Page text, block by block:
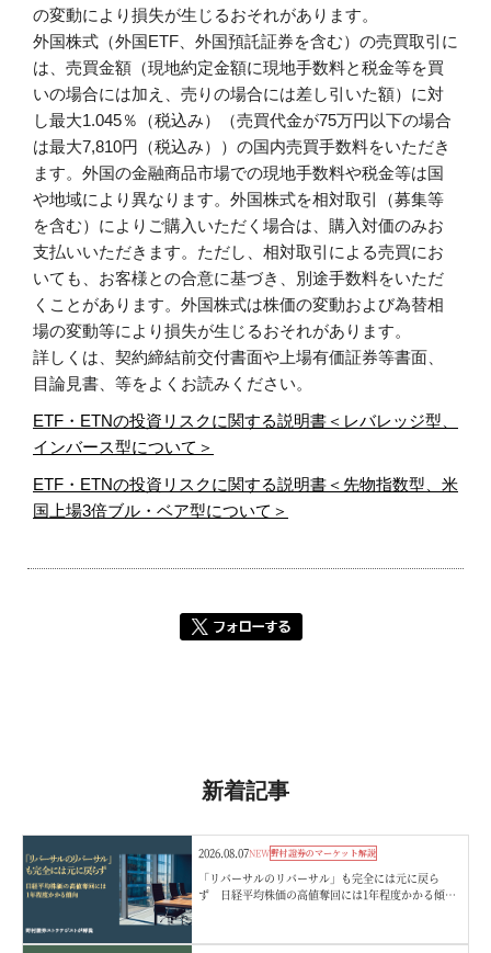
の変動により損失が生じるおそれがあります。
外国株式（外国ETF、外国預託証券を含む）の売買取引に
は、売買金額（現地約定金額に現地手数料と税金等を買
いの場合には加え、売りの場合には差し引いた額）に対
し最大1.045％（税込み）（売買代金が75万円以下の場合
は最大7,810円（税込み））の国内売買手数料をいただき
ます。外国の金融商品市場での現地手数料や税金等は国
や地域により異なります。外国株式を相対取引（募集等
を含む）によりご購入いただく場合は、購入対価のみお
支払いいただきます。ただし、相対取引による売買にお
いても、お客様との合意に基づき、別途手数料をいただ
くことがあります。外国株式は株価の変動および為替相
場の変動等により損失が生じるおそれがあります。
詳しくは、契約締結前交付書面や上場有価証券等書面、
目論見書、等をよくお読みください。
ETF・ETNの投資リスクに関する説明書＜レバレッジ型、
インバース型について＞
ETF・ETNの投資リスクに関する説明書＜先物指数型、米
国上場3倍ブル・ベア型について＞
新着記事
2026.08.07NEW野村證券のマーケット解説
「リバーサルのリバーサル」も完全には元に戻ら
ず 日経平均株価の高値奪回には1年程度かかる傾